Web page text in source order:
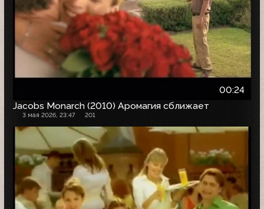
00:24
Jacobs Monarch (2010) Аромагия сближает
3 мая 2026, 23:47 201